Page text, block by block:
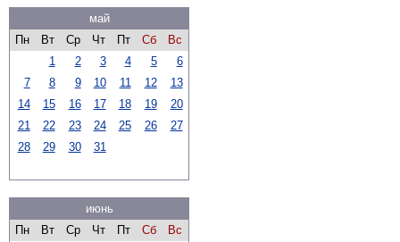
май
Пн
Вт Ср Чт Пт Сб
Вс
1
2 3 4 5
6
7
8 9 10 11 12
13
14
15 16 17 18 19
20
21
22 23 24 25 26
27
28
29 30 31
июнь
Пн
Вт Ср Чт Пт Сб
Вс